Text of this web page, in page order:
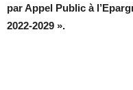
par Appel Public à
2022-2029 ».